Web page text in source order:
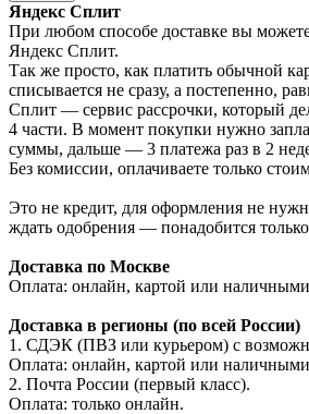
Яндекс Сплит
При любом способе доставке вы
Яндекс Сплит.
Так же просто, как платить обычной
списывается не сразу, а постепенно,
Сплит — сервис рассрочки, который
4 части. В момент покупки нужно
суммы, дальше — 3 платежа раз в 2
Без комиссии, оплачиваете только
Это не кредит, для оформления не
ждать одобрения — понадобится
Доставка по Москве
Оплата: онлайн, картой или
Доставка в регионы (по всей России)
1. СДЭК (ПВЗ или курьером) с
Оплата: онлайн, картой или
2. Почта России (первый класс).
Оплата: только онлайн.